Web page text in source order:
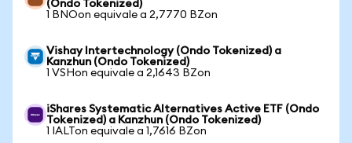
(Ondo Tokenized)
1 BNOon equivale a 2,7770 BZon
Vishay Intertechnology (Ondo Tokenized) a
Kanzhun (Ondo Tokenized)
1 VSHon equivale a 2,1643 BZon
iShares Systematic Alternatives Active ETF (Ondo
Tokenized) a Kanzhun (Ondo Tokenized)
1 IALTon equivale a 1,7616 BZon